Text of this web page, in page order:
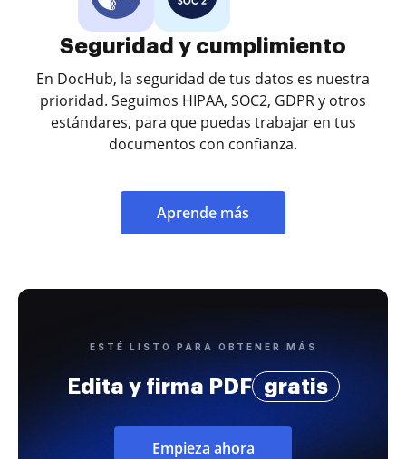
Seguridad y cumplimiento
En DocHub, la seguridad de tus datos es nuestra
prioridad. Seguimos HIPAA, SOC2, GDPR y otros
estándares, para que puedas trabajar en tus
documentos con confianza.
Aprende más
ESTÉ LISTO PARA OBTENER MÁS
Edita y firma PDF gratis
Empieza ahora